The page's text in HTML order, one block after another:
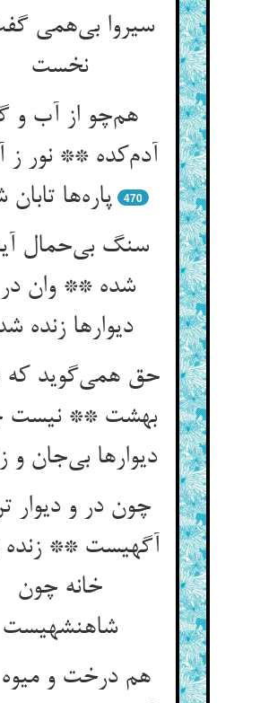
سیروا بی‌همی
نخست
هم‌چو از آب و
آدم‌کده ** نور
پاره‌ها
470
سنگ بی‌حمال
شده ** وان
دیوارها زنده
حق همی‌گوید که
بهشت ** نیست
دیوارها بی‌جان
چون در و دیوار
آگهیست ** زنده
خانه چون
شاهنشهیست
هم درخت و